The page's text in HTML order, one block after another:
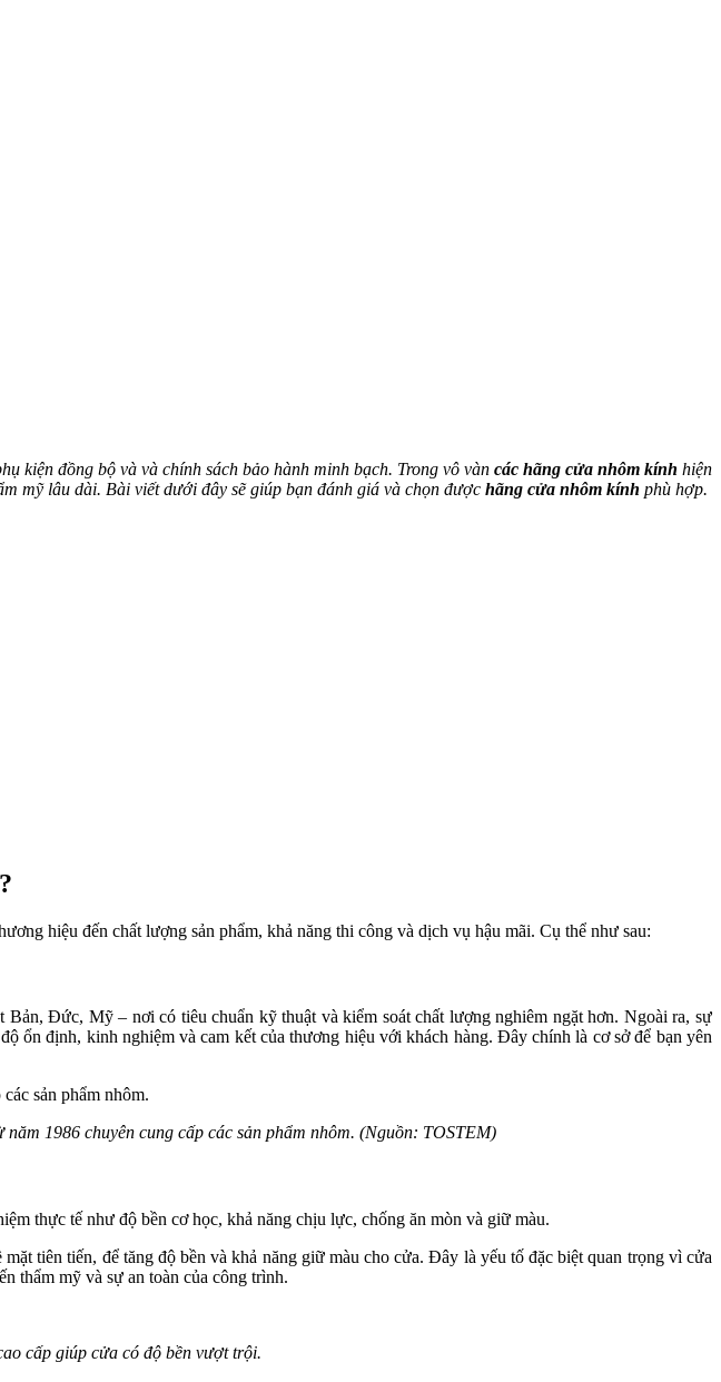
kiện đồng bộ và và chính sách bảo hành minh bạch. Trong vô vàn các hãng cửa nhôm kính hiện
mỹ lâu dài. Bài viết dưới đây sẽ giúp bạn đánh giá và chọn được hãng cửa nhôm kính phù hợp.
hiệu đến chất lượng sản phẩm, khả năng thi công và dịch vụ hậu mãi. Cụ thể như sau:
Đức, Mỹ – nơi có tiêu chuẩn kỹ thuật và kiểm soát chất lượng nghiêm ngặt hơn. Ngoài ra, sự
ổn định, kinh nghiệm và cam kết của thương hiệu với khách hàng. Đây chính là cơ sở để bạn yên
1986 chuyên cung cấp các sản phẩm nhôm. (Nguồn: TOSTEM)
thực tế như độ bền cơ học, khả năng chịu lực, chống ăn mòn và giữ màu.
tiên tiến, để tăng độ bền và khả năng giữ màu cho cửa. Đây là yếu tố đặc biệt quan trọng vì cửa
thẩm mỹ và sự an toàn của công trình.
cấp giúp cửa có độ bền vượt trội.